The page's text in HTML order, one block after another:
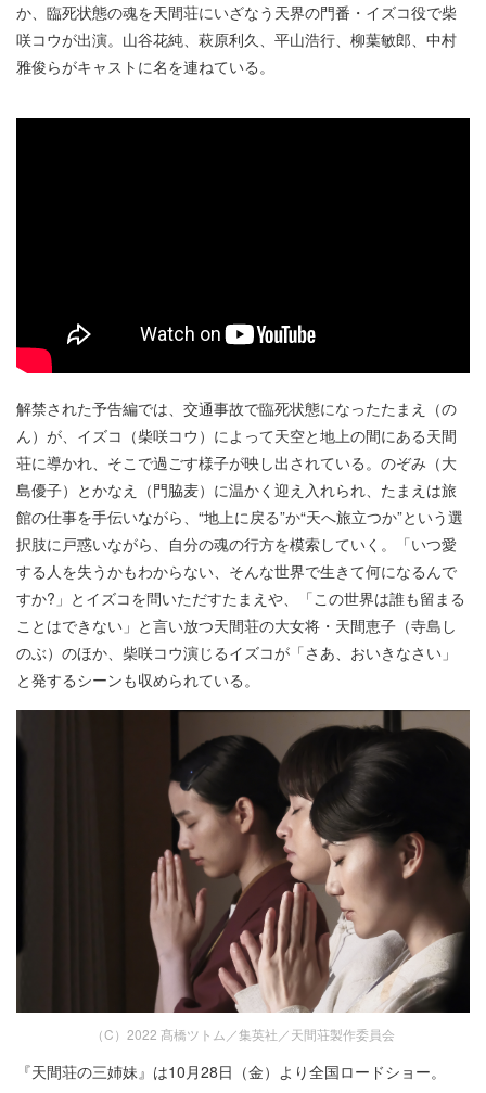
か、臨死状態の魂を天間荘にいざなう天界の門番・イズコ役で柴
咲コウが出演。山谷花純、萩原利久、平山浩行、柳葉敏郎、中村
雅俊らがキャストに名を連ねている。
解禁された予告編では、交通事故で臨死状態になったたまえ（の
ん）が、イズコ（柴咲コウ）によって天空と地上の間にある天間
荘に導かれ、そこで過ごす様子が映し出されている。のぞみ（大
島優子）とかなえ（門脇麦）に温かく迎え入れられ、たまえは旅
館の仕事を手伝いながら、“地上に戻る”か“天へ旅立つか”という選
択肢に戸惑いながら、自分の魂の行方を模索していく。「いつ愛
する人を失うかもわからない、そんな世界で生きて何になるんで
すか?」とイズコを問いただすたまえや、「この世界は誰も留まる
ことはできない」と言い放つ天間荘の大女将・天間恵子（寺島し
のぶ）のほか、柴咲コウ演じるイズコが「さあ、おいきなさい」
と発するシーンも収められている。
（C）2022 髙橋ツトム／集英社／天間荘製作委員会
『天間荘の三姉妹』は10月28日（金）より全国ロードショー。